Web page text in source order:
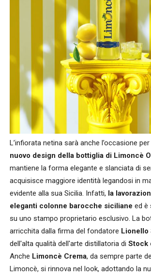
L’infiorata netina sarà anche l’occasione
nuovo design della bottiglia di Limoncè
mantiene la forma elegante e slanciata di
acquisisce maggiore identità legandosi in
evidente alla sua Sicilia. Infatti, la
eleganti colonne barocche siciliane ed è
su uno stampo proprietario esclusivo. La
arricchita dalla firma del fondatore Lionello
dell'alta qualità dell'arte distillatoria di Stock
Anche Limoncè Crema, da sempre parte
Limoncè, si rinnova nel look, adottando la